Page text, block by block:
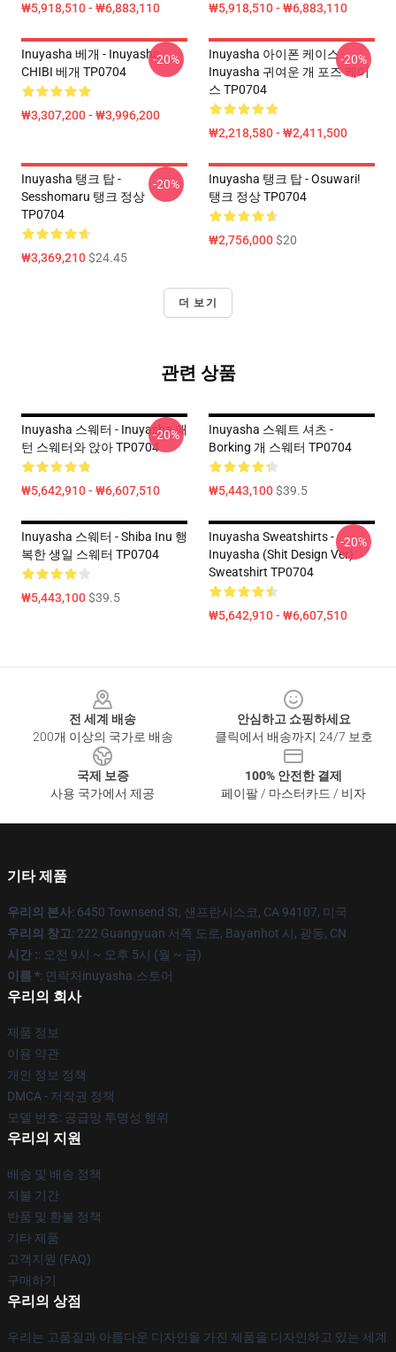
₩5,918,510 - ₩6,883,110 ₩5,918,510 - ₩6,883,110
Inuyasha 베개 - Inuyasha
CHIBI 베개 TP0704
₩3,307,200 - ₩3,996,200
-20%
Inuyasha 아이폰 케이스 -
Inuyasha 귀여운 개 포즈 케이
스 TP0704
₩2,218,580 - ₩2,411,500
-20%
Inuyasha 탱크 탑 -
Sesshomaru 탱크 정상
TP0704
₩3,369,210$24.45
-20%
Inuyasha 탱크 탑 - Osuwari!
탱크 정상 TP0704
₩2,756,000$20
더 보기
관련 상품
Inuyasha 스웨터 - Inuyasha 패
턴 스웨터와 앉아 TP0704
₩5,642,910 - ₩6,607,510
-20%
Inuyasha 스웨트 셔츠 -
Borking 개 스웨터 TP0704
₩5,443,100$39.5
Inuyasha 스웨터 - Shiba Inu 행
복한 생일 스웨터 TP0704
₩5,443,100$39.5
Inuyasha Sweatshirts -
Inuyasha (shit Design Ver)
Sweatshirt TP0704
₩5,642,910 - ₩6,607,510
-20%
전 세계 배송
200개 이상의 국가로 배송
안심하고 쇼핑하세요
클릭에서 배송까지 24/7 보호
국제 보증
사용 국가에서 제공
100% 안전한 결제
페이팔 / 마스터카드 / 비자
기타 제품
우리의 본사: 6450 Townsend St, 샌프란시스코, CA 94107, 미국
우리의 창고: 222 Guangyuan 서쪽 도로, Bayanhot 시, 광동, CN
시간 :: 오전 9시 ~ 오후 5시 (월 ~ 금)
이름 *: 연락처inuyasha.스토어
우리의 회사
제품 정보
이용 약관
개인 정보 정책
DMCA - 저작권 정책
모델 번호: 공급망 투명성 행위
우리의 지원
배송 및 배송 정책
지불 기간
반품 및 환불 정책
기타 제품
고객지원 (FAQ)
구매하기
우리의 상점
우리는 고품질과 아름다운 디자인을 가진 제품을 디자인하고 있는 세계